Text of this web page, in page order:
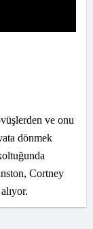
ve onu
dönmek
Cortney